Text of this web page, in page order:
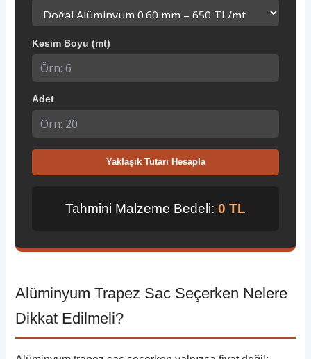
Kesim Boyu (mt)
Adet
Yaklaşık Tutarı Hesapla
Tahmini Malzeme Bedeli: 0 TL
Alüminyum Trapez Sac Seçerken Nelere
Dikkat Edilmeli?